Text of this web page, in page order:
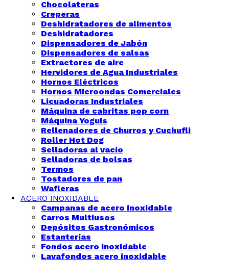
Chocolateras
Creperas
Deshidratadores de alimentos
Deshidratadores
Dispensadores de Jabón
Dispensadores de salsas
Extractores de aire
Hervidores de Agua Industriales
Hornos Eléctricos
Hornos Microondas Comerciales
Licuadoras Industriales
Máquina de cabritas pop corn
Máquina Yoguis
Rellenadores de Churros y Cuchufli
Roller Hot Dog
Selladoras al vacío
Selladoras de bolsas
Termos
Tostadores de pan
Wafleras
ACERO INOXIDABLE
Campanas de acero inoxidable
Carros Multiusos
Depósitos Gastronómicos
Estanterías
Fondos acero inoxidable
Lavafondos acero inoxidable